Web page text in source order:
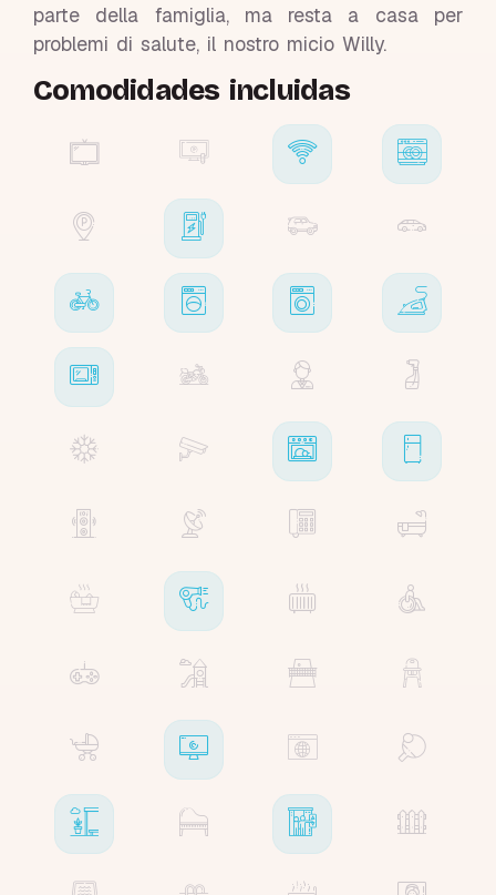
parte della famiglia, ma resta a casa per
problemi di salute, il nostro micio Willy.
Comodidades incluidas